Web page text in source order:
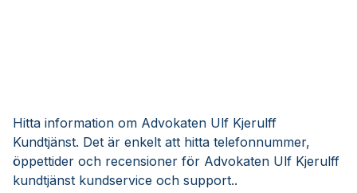
Hitta information om Advokaten Ulf Kjerulff
Kundtjänst. Det är enkelt att hitta telefonnummer,
öppettider och recensioner för Advokaten Ulf Kjerulff
kundtjänst kundservice och support..